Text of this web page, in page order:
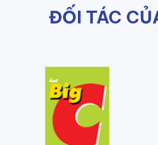
ĐỐI TÁC